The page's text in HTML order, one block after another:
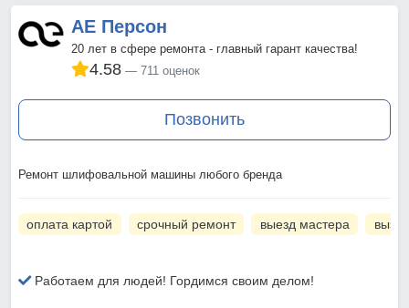
АЕ Персон
20 лет в сфере ремонта - главный гарант качества!
4.58 711 оценок
Позвонить
Ремонт шлифовальной машины любого бренда
оплата картой срочный ремонт выезд мастера
Работаем для людей! Гордимся своим делом!